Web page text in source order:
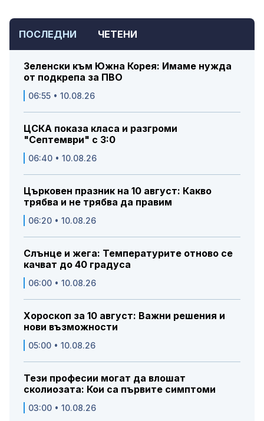
ПОСЛЕДНИ ЧЕТЕНИ
Зеленски към Южна Корея: Имаме нужда
от подкрепа за ПВО
06:55 • 10.08.26
ЦСКА показа класа и разгроми
"Септември" с 3:0
06:40 • 10.08.26
Църковен празник на 10 август: Какво
трябва и не трябва да правим
06:20 • 10.08.26
Слънце и жега: Температурите отново се
качват до 40 градуса
06:00 • 10.08.26
Хороскоп за 10 август: Важни решения и
нови възможности
05:00 • 10.08.26
Тези професии могат да влошат
сколиозата: Кои са първите симптоми
03:00 • 10.08.26